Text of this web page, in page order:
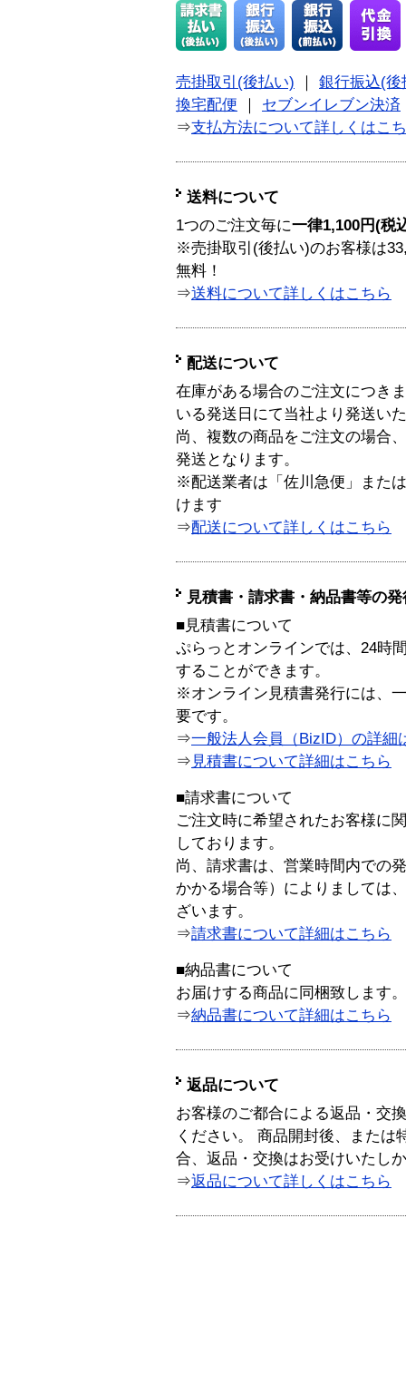
売掛取引(後払い)
銀行振込(後
換宅配便
セブンイレブン決済
⇒支払方法について詳しくはこ
送料について
1つのご注文毎に一律1,100円(税
※売掛取引(後払い)のお客様は
無料！
⇒送料について詳しくはこちら
配送について
在庫がある場合のご注文につき
いる発送日にて当社より発送い
尚、複数の商品をご注文の場合
発送となります。
※配送業者は「佐川急便」また
けます
⇒配送について詳しくはこちら
見積書・請求書・納品書等の
■見積書について
ぷらっとオンラインでは、24時
することができます。
※オンライン見積書発行には、
要です。
⇒一般法人会員（BizID）の詳細
⇒ 見積書について詳細はこちら
■請求書について
ご注文時に希望されたお客様に
しております。
尚、請求書は、営業時間内での
かかる場合等）によりましては
ざいます。
⇒請求書について詳細はこちら
■納品書について
お届けする商品に同梱致します。
⇒納品書について詳細はこちら
返品について
お客様のご都合による返品・交
ください。 商品開封後、または
合、返品・交換はお受けいたし
⇒返品について詳しくはこちら